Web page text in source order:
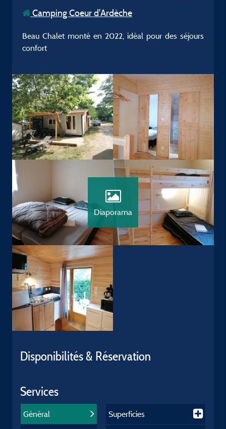
Camping Coeur d'Ardèche
Beau Chalet monté en 2022, idéal pour des séjours
confort
Diaporama
Disponibilités & Réservation
Services
Général Superficies